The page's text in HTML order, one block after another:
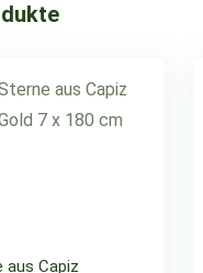
aus Capiz